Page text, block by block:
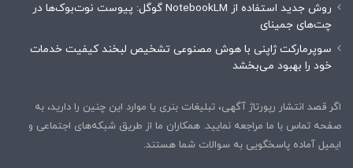
روش جدید استفاده از NotebookLM گوگل: پیوست نوت‌بوک‌ها در
چت‌های جمینای
سوپرمارکت ژاپنی با هوش مصنوعی تشخیص لبخند کیفیت خدمات
خود را بهبود می‌بخشد
اگر قصد انتشار رپورتاژ آگهی، تبلیغات بنری یا موارد این چنین را دارید، به
صفحه تماس با ما مراجعه نمایید. همکاران ما از طریق شبکه‌های اجتماعی و
ایمیل آماده پاسخگویی به سوالات شما هستند.